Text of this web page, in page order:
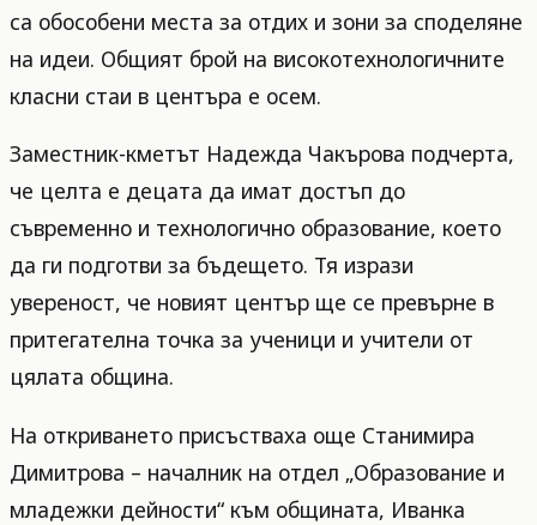
са обособени места за отдих и зони за споделяне
на идеи. Общият брой на високотехнологичните
класни стаи в центъра е осем.
Заместник-кметът Надежда Чакърова подчерта,
че целта е децата да имат достъп до
съвременно и технологично образование, което
да ги подготви за бъдещето. Тя изрази
увереност, че новият център ще се превърне в
притегателна точка за ученици и учители от
цялата община.
На откриването присъстваха още Станимира
Димитрова – началник на отдел „Образование и
младежки дейности“ към общината, Иванка